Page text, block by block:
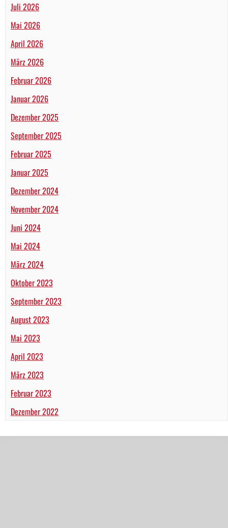
Juli 2026
Mai 2026
April 2026
März 2026
Februar 2026
Januar 2026
Dezember 2025
September 2025
Februar 2025
Januar 2025
Dezember 2024
November 2024
Juni 2024
Mai 2024
März 2024
Oktober 2023
September 2023
August 2023
Mai 2023
April 2023
März 2023
Februar 2023
Dezember 2022